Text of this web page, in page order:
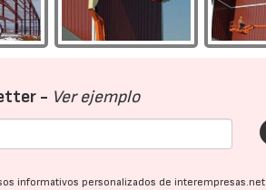
- Ver ejemplo
informativos personalizados de interempresas.net